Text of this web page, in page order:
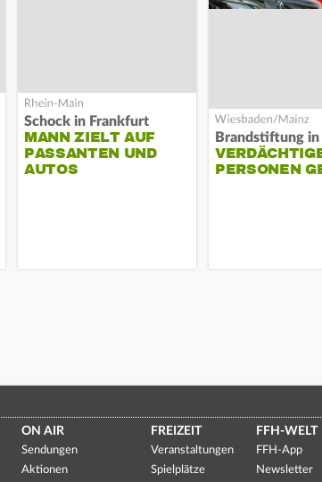
Schock in Frankfurt
MANN ZIELT AUF
PASSANTEN UND
AUTOS
PERSONEN
ON AIR
Sendungen
Aktionen
FREIZEIT
Veranstaltungen
Spielplätze
FFH-WELT
FFH-App
Newsletter